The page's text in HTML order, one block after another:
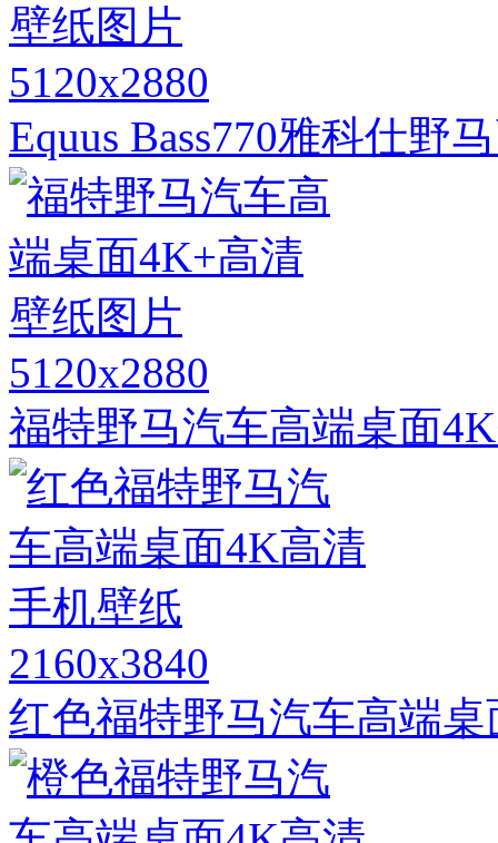
5120x2880
Equus Bass770雅科仕野
5120x2880
福特野马汽车高端桌面
2160x3840
红色福特野马汽车高端